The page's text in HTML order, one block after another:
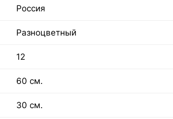
Россия
Разноцветный
12
60 см.
30 см.